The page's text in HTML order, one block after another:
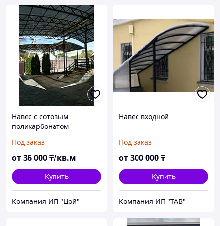
Навес с сотовым
поликарбонатом
Под заказ
от36 000₸/кв.м
Купить
Компания ИП "Цой"
Навес входной
Под заказ
от300 000₸
Купить
Компания ИП "ТАВ"